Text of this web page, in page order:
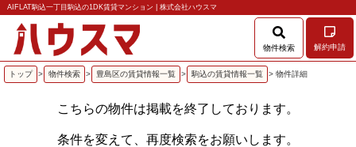
AIFLAT駒込一丁目駒込の1DK賃貸マンション | 株式会社ハウスマ
物件検索 解約申請
トップ > 物件検索 > 豊島区の賃貸情報一覧 > 駒込の賃貸情報一覧 > 物件詳細
こちらの物件は掲載を終了しております。
条件を変えて、再度検索をお願いします。